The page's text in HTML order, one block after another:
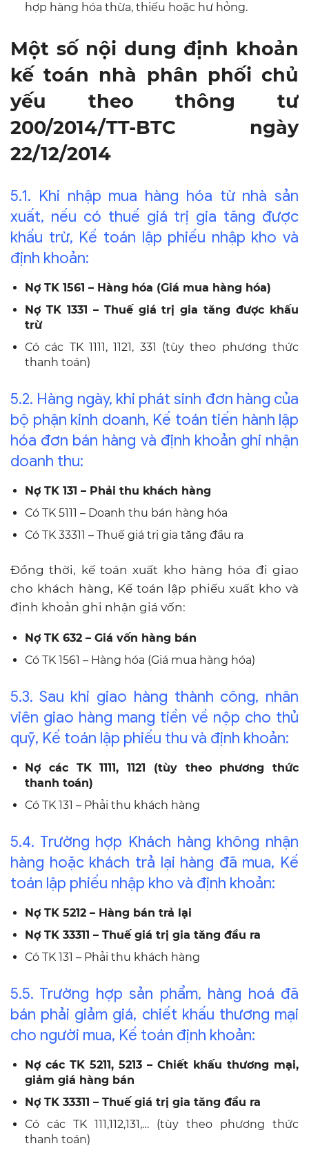
hợp hàng hóa thừa, thiếu hoặc hư hỏng.
Một số nội dung định khoản
kế toán nhà phân phối chủ
yếu theo thông tư
200/2014/TT-BTC ngày
22/12/2014
5.1. Khi nhập mua hàng hóa từ nhà sản
xuất, nếu có thuế giá trị gia tăng được
khấu trừ, Kế toán lập phiếu nhập kho và
định khoản:
Nợ TK 1561 – Hàng hóa (Giá mua hàng hóa)
Nợ TK 1331 – Thuế giá trị gia tăng được khấu
trừ
Có các TK 1111, 1121, 331 (tùy theo phương thức
thanh toán)
5.2. Hàng ngày, khi phát sinh đơn hàng của
bộ phận kinh doanh, Kế toán tiến hành lập
hóa đơn bán hàng và định khoản ghi nhận
doanh thu:
Nợ TK 131 – Phải thu khách hàng
Có TK 5111 – Doanh thu bán hàng hóa
Có TK 33311 – Thuế giá trị gia tăng đầu ra
Đồng thời, kế toán xuất kho hàng hóa đi giao
cho khách hàng, Kế toán lập phiếu xuất kho và
định khoản ghi nhận giá vốn:
Nợ TK 632 – Giá vốn hàng bán
Có TK 1561 – Hàng hóa (Giá mua hàng hóa)
5.3. Sau khi giao hàng thành công, nhân
viên giao hàng mang tiền về nộp cho thủ
quỹ, Kế toán lập phiếu thu và định khoản:
Nợ các TK 1111, 1121 (tùy theo phương thức
thanh toán)
Có TK 131 – Phải thu khách hàng
5.4. Trường hợp Khách hàng không nhận
hàng hoặc khách trả lại hàng đã mua, Kế
toán lập phiếu nhập kho và định khoản:
Nợ TK 5212 – Hàng bán trả lại
Nợ TK 33311 – Thuế giá trị gia tăng đầu ra
Có TK 131 – Phải thu khách hàng
5.5. Trường hợp sản phẩm, hàng hoá đã
bán phải giảm giá, chiết khấu thương mại
cho người mua, Kế toán định khoản:
Nợ các TK 5211, 5213 – Chiết khấu thương mại,
giảm giá hàng bán
Nợ TK 33311 – Thuế giá trị gia tăng đầu ra
Có các TK 111,112,131,… (tùy theo phương thức
thanh toán)